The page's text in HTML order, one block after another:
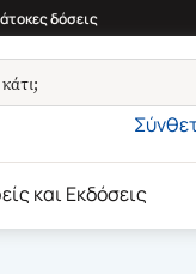
δόσεις
και Εκδόσεις